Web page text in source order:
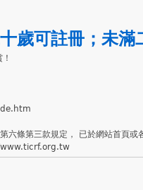
歲可註冊 ； 未滿
六條第三款規定， 已於網站首頁
www.ticrf.org.tw